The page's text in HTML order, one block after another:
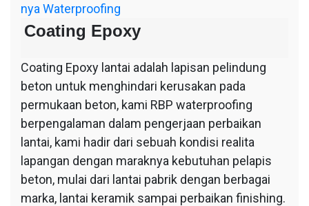
nya Waterproofing
Coating Epoxy
Coating Epoxy lantai adalah lapisan pelindung
beton untuk menghindari kerusakan pada
permukaan beton, kami RBP waterproofing
berpengalaman dalam pengerjaan perbaikan
lantai, kami hadir dari sebuah kondisi realita
lapangan dengan maraknya kebutuhan pelapis
beton, mulai dari lantai pabrik dengan berbagai
marka, lantai keramik sampai perbaikan finishing.